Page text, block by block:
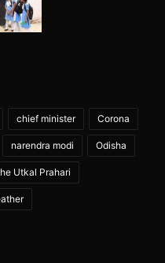
chief minister Corona
narendra modi Odisha
Utkal Prahari